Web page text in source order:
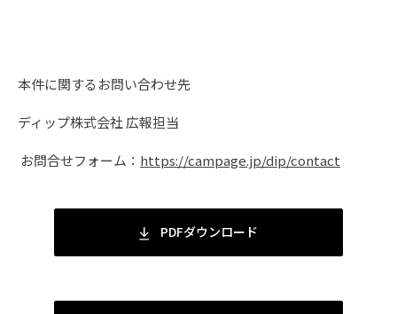
本件に関するお問い合わせ先
ディップ株式会社 広報担当
お問合せフォーム： https://campage.jp/dip/contact
PDFダウンロード